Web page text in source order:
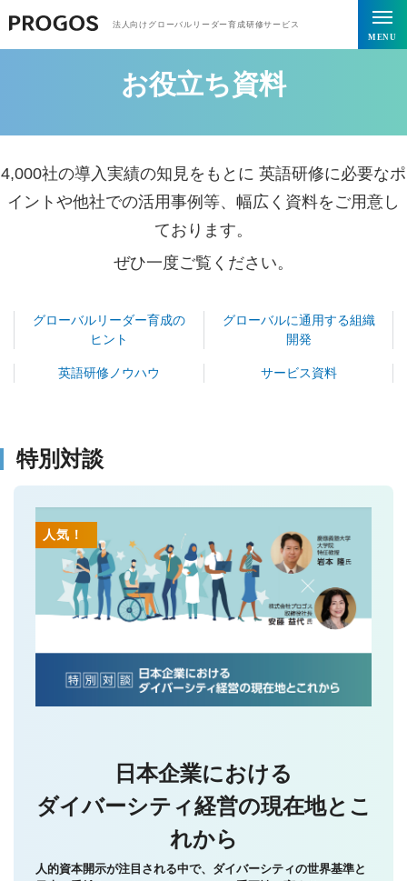
法人向けグローバルリーダー育成研修サービス
MENU
トップページ お役立ち資料
お役立ち資料
4,000社の導入実績の知見をもとに 英語研修に必要なポ
イントや他社での活用事例等、幅広く資料をご用意し
ております。
ぜひ一度ご覧ください。
グローバルリーダー育成の
ヒント
グローバルに通用する組織
開発
英語研修ノウハウ サービス資料
特別対談
人気！
日本企業における
ダイバーシティ経営の現在地とこ
れから
人的資本開示が注目される中で、ダイバーシティの世界基準と